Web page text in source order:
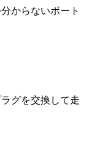
からないボート
グを交換して走